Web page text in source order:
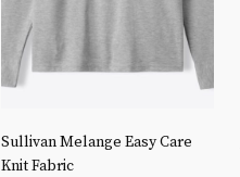
Sullivan Melange Easy Care
Knit Fabric